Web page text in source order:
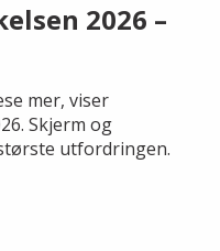
2026 –
mer, viser
Skjerm og
utfordringen.